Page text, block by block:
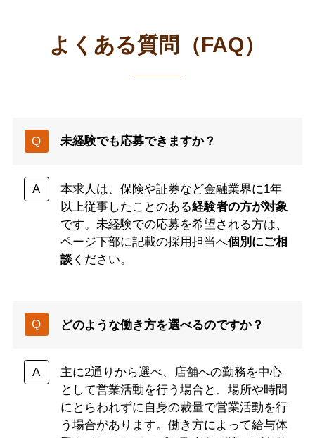
よくある質問（FAQ）
未経験でも応募できますか？
本求人は、保険や証券など金融業界に1年
以上従事したことのある経験者の方が対象
です。未経験での応募を希望される方は、
ページ下部に記載の採用担当へ個別にご相
談ください。
どのような働き方を選べるのですか？
主に2通りから選べ、店舗への勤務を中心
として営業活動を行う場合と、場所や時間
にとらわれずに自身の裁量で営業活動を行
う場合があります。働き方によって給与体